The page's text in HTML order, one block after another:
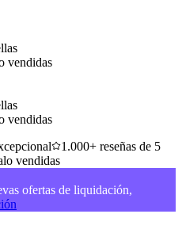
vendidas
vendidas
1.000+ reseñas de 5
vendidas
ofertas de liquidación,